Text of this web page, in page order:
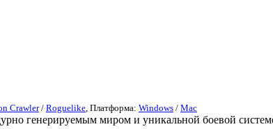
Crawler/ Roguelike , Платформа: Windows / Mac
генерируемым миром и уникальной боевой